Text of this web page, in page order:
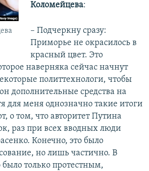
Коломейцева:
– Подчеркну сразу:
Приморье не окрасилось в
красный цвет. Это
наверняка сейчас начнут
политтехнологи, чтобы
дополнительные средства на
для меня однозначно такие итоги
о том, что авторитет Путина
раз при всех вводных люди
Конечно, это было
но лишь частично. В
только протестным,